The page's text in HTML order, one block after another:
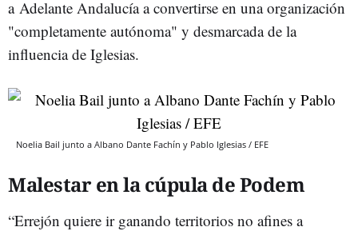
a Adelante Andalucía a convertirse en una organización
"completamente autónoma" y desmarcada de la
influencia de Iglesias.
Noelia Bail junto a Albano Dante Fachín y Pablo Iglesias / EFE
Malestar en la cúpula de Podem
“Errejón quiere ir ganando territorios no afines a